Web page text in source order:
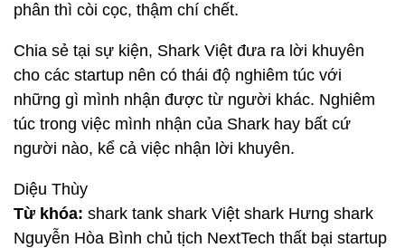
phân thì còi cọc, thậm chí chết.
Chia sẻ tại sự kiện, Shark Việt đưa ra lời khuyên
cho các startup nên có thái độ nghiêm túc với
những gì mình nhận được từ người khác. Nghiêm
túc trong việc mình nhận của Shark hay bất cứ
người nào, kể cả việc nhận lời khuyên.
Diệu Thùy
Từ khóa: shark tank shark Việt shark Hưng shark
Nguyễn Hòa Bình chủ tịch NextTech thất bại startup